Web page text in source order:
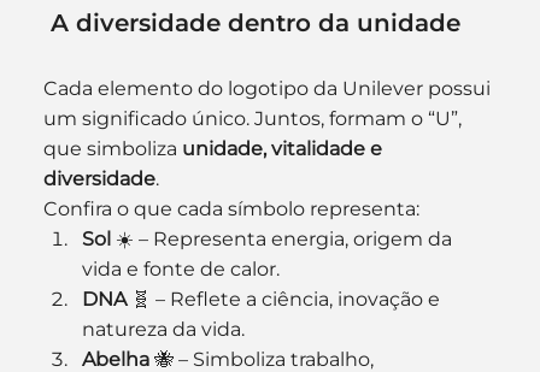
A diversidade dentro da unidade
Cada elemento do logotipo da Unilever possui
um significado único. Juntos, formam o “U”,
que simboliza unidade, vitalidade e
diversidade.
Confira o que cada símbolo representa:
Sol ☀️ – Representa energia, origem da
vida e fonte de calor.
DNA 🧬 – Reflete a ciência, inovação e
natureza da vida.
Abelha 🐝 – Simboliza trabalho,